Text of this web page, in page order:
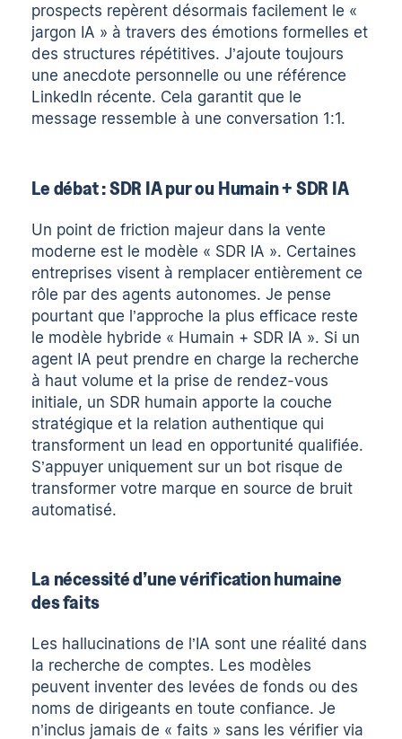
prospects repèrent désormais facilement le «
jargon IA » à travers des émotions formelles et
des structures répétitives. J’ajoute toujours
une anecdote personnelle ou une référence
LinkedIn récente. Cela garantit que le
message ressemble à une conversation 1:1.
Le débat : SDR IA pur ou Humain + SDR IA
Un point de friction majeur dans la vente
moderne est le modèle « SDR IA ». Certaines
entreprises visent à remplacer entièrement ce
rôle par des agents autonomes. Je pense
pourtant que l’approche la plus efficace reste
le modèle hybride « Humain + SDR IA ». Si un
agent IA peut prendre en charge la recherche
à haut volume et la prise de rendez-vous
initiale, un SDR humain apporte la couche
stratégique et la relation authentique qui
transforment un lead en opportunité qualifiée.
S’appuyer uniquement sur un bot risque de
transformer votre marque en source de bruit
automatisé.
La nécessité d’une vérification humaine
des faits
Les hallucinations de l’IA sont une réalité dans
la recherche de comptes. Les modèles
peuvent inventer des levées de fonds ou des
noms de dirigeants en toute confiance. Je
n’inclus jamais de « faits » sans les vérifier via